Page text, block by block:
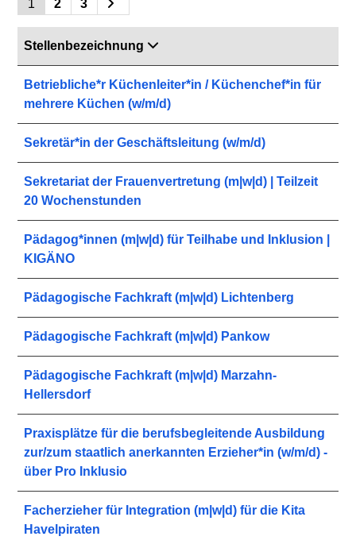
1 2 3
Stellenbezeichnung
Betriebliche*r Küchenleiter*in / Küchenchef*in für
mehrere Küchen (w/m/d)
Sekretär*in der Geschäftsleitung (w/m/d)
Sekretariat der Frauenvertretung (m|w|d) | Teilzeit
20 Wochenstunden
Pädagog*innen (m|w|d) für Teilhabe und Inklusion |
KIGÄNO
Pädagogische Fachkraft (m|w|d) Lichtenberg
Pädagogische Fachkraft (m|w|d) Pankow
Pädagogische Fachkraft (m|w|d) Marzahn-
Hellersdorf
Praxisplätze für die berufsbegleitende Ausbildung
zur/zum staatlich anerkannten Erzieher*in (w/m/d) -
über Pro Inklusio
Facherzieher für Integration (m|w|d) für die Kita
Havelpiraten